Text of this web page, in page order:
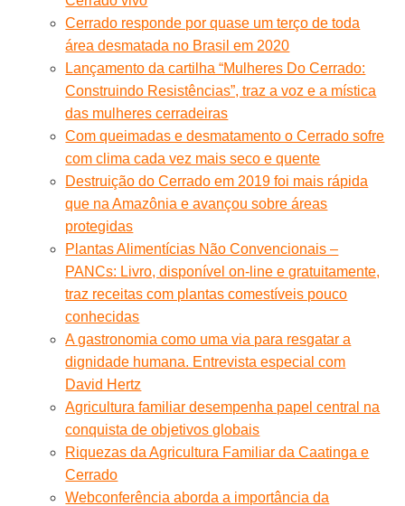
Cerrado responde por quase um terço de toda
área desmatada no Brasil em 2020
Lançamento da cartilha “Mulheres Do Cerrado:
Construindo Resistências”, traz a voz e a mística
das mulheres cerradeiras
Com queimadas e desmatamento o Cerrado sofre
com clima cada vez mais seco e quente
Destruição do Cerrado em 2019 foi mais rápida
que na Amazônia e avançou sobre áreas
protegidas
Plantas Alimentícias Não Convencionais –
PANCs: Livro, disponível on-line e gratuitamente,
traz receitas com plantas comestíveis pouco
conhecidas
A gastronomia como uma via para resgatar a
dignidade humana. Entrevista especial com
David Hertz
Agricultura familiar desempenha papel central na
conquista de objetivos globais
Riquezas da Agricultura Familiar da Caatinga e
Cerrado
Webconferência aborda a importância da